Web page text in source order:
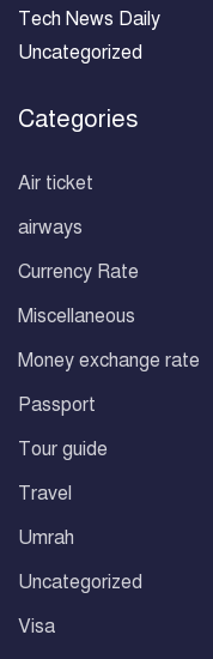
Tech News Daily
Uncategorized
Categories
Air ticket
airways
Currency Rate
Miscellaneous
Money exchange rate
Passport
Tour guide
Travel
Umrah
Uncategorized
Visa